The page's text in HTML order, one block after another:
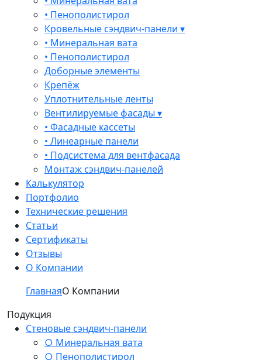
• Пенополистирол
Кровельные сэндвич-панели ▾
• Минеральная вата
• Пенополистирол
Доборные элементы
Крепёж
Уплотнительные ленты
Вентилируемые фасады ▾
• Фасадные кассеты
• Линеарные панели
• Подсистема для вентфасада
Монтаж сэндвич-панелей
Калькулятор
Портфолио
Технические решения
Статьи
Сертификаты
Отзывы
О Компании
ГлавнаяО Компании
Подукция
Стеновые сэндвич-панели
○ Минеральная вата
○ Пенополистирол